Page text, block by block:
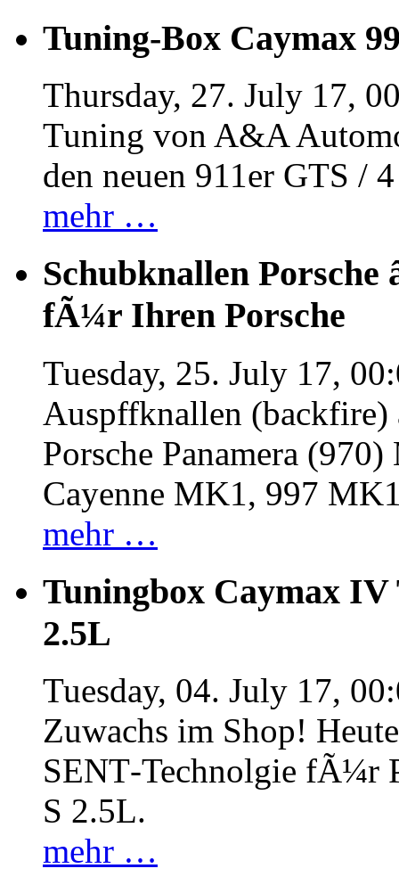
Tuning-Box Caymax
Thursday, 27. July 17,
Tuning von A&A
den neuen 911er GTS /
mehr …
Schubknallen Porsche
fÃ¼r Ihren Porsche
Tuesday, 25. July 17,
Auspffknallen
Porsche Panamera
Cayenne MK1, 997
mehr …
Tuningbox Caymax IV
2.5L
Tuesday, 04. July 17,
Zuwachs im Shop!
SENT‐Technolgie fÃ¼r
S 2.5L.
mehr …